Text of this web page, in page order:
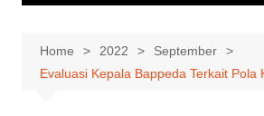
Home 2022
September
Evaluasi Kepala Bappeda Terkait Pola